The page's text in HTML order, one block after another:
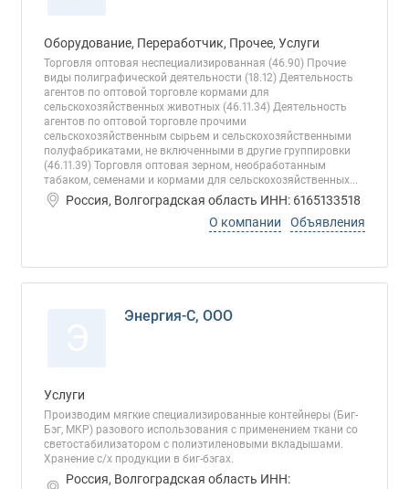
Оборудование, Переработчик, Прочее, Услуги
Торговля оптовая неспециализированная (46.90) Прочие
виды полиграфической деятельности (18.12) Деятельность
агентов по оптовой торговле кормами для
сельскохозяйственных животных (46.11.34) Деятельность
агентов по оптовой торговле прочими
сельскохозяйственным сырьем и сельскохозяйственными
полуфабрикатами, не включенными в другие группировки
(46.11.39) Торговля оптовая зерном, необработанным
табаком, семенами и кормами для сельскохозяйственных...
Россия, Волгоградская область ИНН: 6165133518
О компании
Объявления
Энергия-С, ООО
Услуги
Производим мягкие специализированные контейнеры (Биг-
Бэг, МКР) разового использования с применением ткани со
светостабилизатором с полиэтиленовыми вкладышами.
Хранение с/х продукции в биг-бэгах.
Россия, Волгоградская область ИНН: